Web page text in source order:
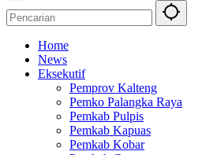
Home
News
Eksekutif
Pemprov Kalteng
Pemko Palangka Raya
Pemkab Pulpis
Pemkab Kapuas
Pemkab Kobar